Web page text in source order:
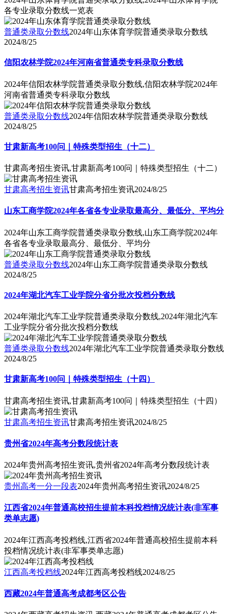
各专业录取分数线一览表
普通类录取分数线2024年山东体育学院普通类录取分数线
2024/8/25
信阳农林学院2024年河南省普通类专科录取分数线
2024年信阳农林学院普通类录取分数线,信阳农林学院2024年
河南省普通类专科录取分数线
普通类录取分数线2024年信阳农林学院普通类录取分数线
2024/8/25
甘肃新高考100问｜特殊类型招生（十二）
甘肃高考招生资讯,甘肃新高考100问｜特殊类型招生（十二）
甘肃高考招生资讯甘肃高考招生资讯2024/8/25
山东工商学院2024年各省各专业录取最高分、最低分、平均分
2024年山东工商学院普通类录取分数线,山东工商学院2024年
各省各专业录取最高分、最低分、平均分
普通类录取分数线2024年山东工商学院普通类录取分数线
2024/8/25
2024年湖北汽车工业学院分省分批次投档分数线
2024年湖北汽车工业学院普通类录取分数线,2024年湖北汽车
工业学院分省分批次投档分数线
普通类录取分数线2024年湖北汽车工业学院普通类录取分数线
2024/8/25
甘肃新高考100问｜特殊类型招生（十四）
甘肃高考招生资讯,甘肃新高考100问｜特殊类型招生（十四）
甘肃高考招生资讯甘肃高考招生资讯2024/8/25
贵州省2024年高考分数段统计表
2024年贵州高考招生资讯,贵州省2024年高考分数段统计表
贵州高考一分一段表2024年贵州高考招生资讯2024/8/25
江西省2024年普通高校招生提前本科投档情况统计表(非军事
类单志愿)
2024年江西高考投档线,江西省2024年普通高校招生提前本科
投档情况统计表(非军事类单志愿)
江西高考投档线2024年江西高考投档线2024/8/25
西藏2024年普通高考成都考区公告